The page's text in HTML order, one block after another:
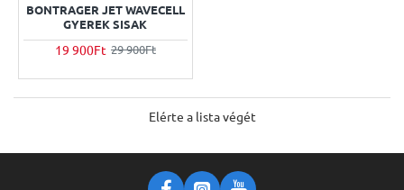
BONTRAGER JET WAVECELL
GYEREK SISAK
19 900Ft 29 900Ft
Elérte a lista végét